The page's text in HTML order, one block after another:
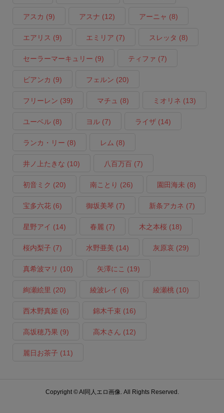
アスカ (9) アスナ (12) アーニャ (8)
エアリス (9) エミリア (7) スレッタ (8)
セーラーマーキュリー (9) ティファ (7)
ビアンカ (9) フェルン (20)
フリーレン (39) マチュ (8) ミオリネ (13)
ユーベル(8) ヨル(7) ライザ(14)
ランカ・リー (8) レム (8)
井ノ上たきな (10) 八百万百(7)
初音ミク (20) 南ことり (26) 園田海未 (8)
宝多六花(6) 御坂美琴 (7) 新条アカネ (7)
星野アイ (14) 春麗 (7) 木之本桜(18)
桜内梨子 (7) 水野亜美 (14) 灰原哀 (29)
真希波マリ (10) 矢澤にこ (19)
絢瀬絵里 (20) 綾波レイ (6) 綾瀬桃(10)
西木野真姫 (6) 錦木千束 (16)
高坂穂乃果 (9) 高木さん (12)
麗日お茶子 (11)
Copyright ©AI同人エロ画像. All Rights Reserved.